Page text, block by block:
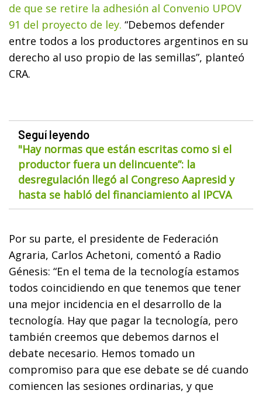
de que se retire la adhesión al Convenio UPOV
91 del proyecto de ley. “Debemos defender
entre todos a los productores argentinos en su
derecho al uso propio de las semillas”, planteó
CRA.
Seguí leyendo
"Hay normas que están escritas como si el
productor fuera un delincuente”: la
desregulación llegó al Congreso Aapresid y
hasta se habló del financiamiento al IPCVA
Por su parte, el presidente de Federación
Agraria, Carlos Achetoni, comentó a Radio
Génesis: “En el tema de la tecnología estamos
todos coincidiendo en que tenemos que tener
una mejor incidencia en el desarrollo de la
tecnología. Hay que pagar la tecnología, pero
también creemos que debemos darnos el
debate necesario. Hemos tomado un
compromiso para que ese debate se dé cuando
comiencen las sesiones ordinarias, y que